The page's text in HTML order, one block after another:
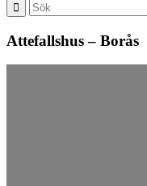
Attefallshus – Borås